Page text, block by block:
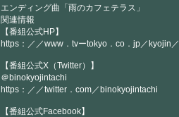
エンディング曲「雨のカフェテラス」
関連情報
【番組公式HP】
https：／／www．tvーtokyo．co．jp／kyojin／
【番組公式X（Twitter）】
＠binokyojintachi
https：／／twitter．com／binokyojintachi
【番組公式Facebook】